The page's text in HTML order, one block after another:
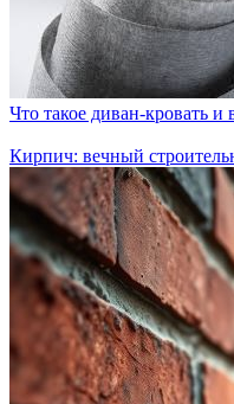
Что такое диван-кровать
Кирпич: вечный